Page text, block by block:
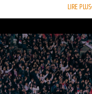
LIRE PLUS